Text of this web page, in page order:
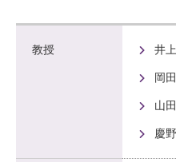
教授 井
岡
山
慶